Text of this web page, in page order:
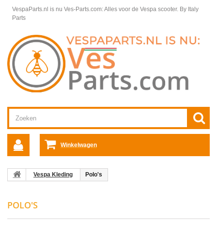
VespaParts.nl is nu Ves-Parts.com: Alles voor de Vespa scooter. By Italy
Parts
Winkelwagen
Vespa Kleding Polo's
POLO'S